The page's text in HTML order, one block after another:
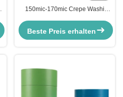
150mic-170mic Crepe Washi
Temperaturbeständig Keine
Beste Preis erhalten